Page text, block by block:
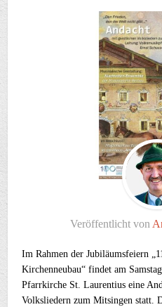
Veröffentlicht von
Im Rahmen der Jubiläumsfeiern
Kirchenneubau“ findet am
Pfarrkirche St. Laurentius eine
Volksliedern zum Mitsingen statt.